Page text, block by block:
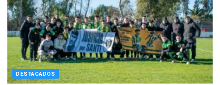
DESTACADOS